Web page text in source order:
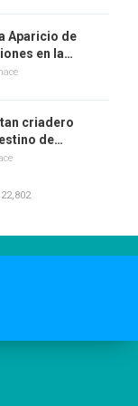
Aparicio de
en la…
criadero
de…